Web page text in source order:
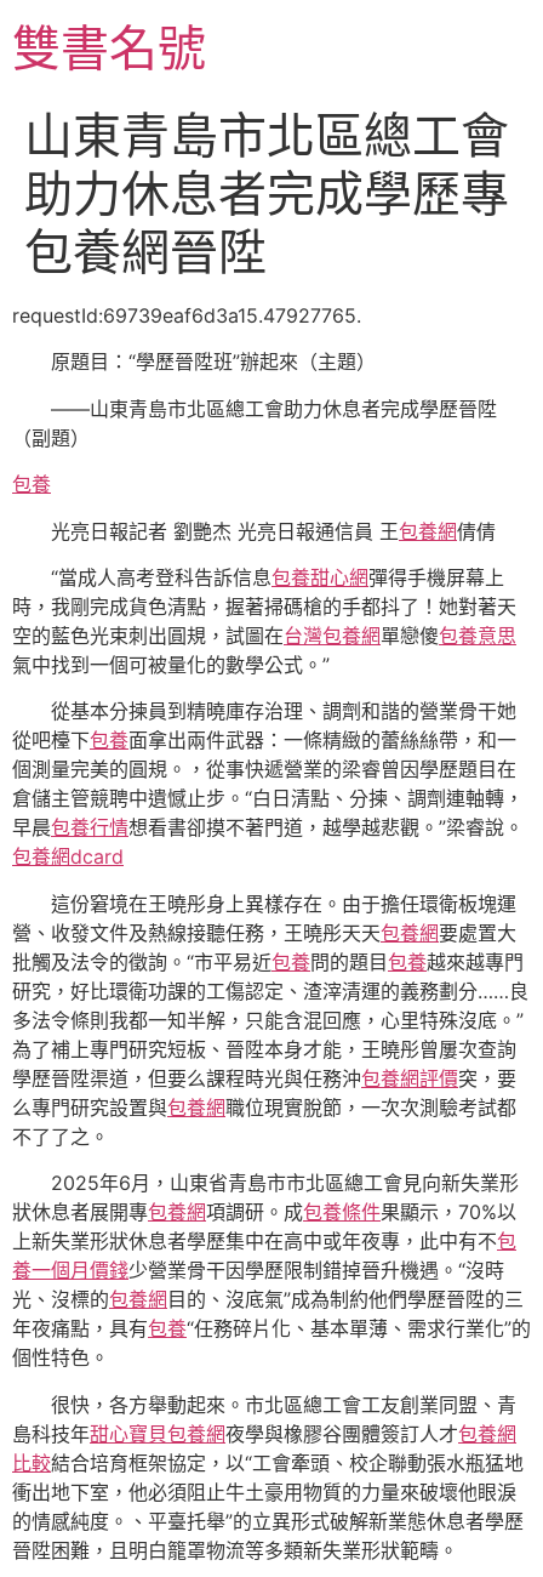
至
主雙書名號
山東青島市北區總工會
助力休息者完成學歷專
包養網晉陞
requestId:69739eaf6d3a15.47927765.
原題目：“學歷晉陞班”辦起來（主題）
——山東青島市北區總工會助力休息者完成學歷晉陞
（副題）
包養
光亮日報記者 劉艷杰 光亮日報通信員 王包養網倩倩
“當成人高考登科告訴信息包養甜心網彈得手機屏幕上
時，我剛完成貨色清點，握著掃碼槍的手都抖了！她對著天
空的藍色光束刺出圓規，試圖在台灣包養網單戀傻包養意思
氣中找到一個可被量化的數學公式。”
從基本分揀員到精曉庫存治理、調劑和諧的營業骨干她
從吧檯下包養面拿出兩件武器：一條精緻的蕾絲絲帶，和一
個測量完美的圓規。，從事快遞營業的梁睿曾因學歷題目在
倉儲主管競聘中遺憾止步。“白日清點、分揀、調劑連軸轉，
早晨包養行情想看書卻摸不著門道，越學越悲觀。”梁睿說。
包養網dcard
這份窘境在王曉彤身上異樣存在。由于擔任環衛板塊運
營、收發文件及熱線接聽任務，王曉彤天天包養網要處置大
批觸及法令的徵詢。“市平易近包養問的題目包養越來越專門
研究，好比環衛功課的工傷認定、渣滓清運的義務劃分……良
多法令條則我都一知半解，只能含混回應，心里特殊沒底。”
為了補上專門研究短板、晉陞本身才能，王曉彤曾屢次查詢
學歷晉陞渠道，但要么課程時光與任務沖包養網評價突，要
么專門研究設置與包養網職位現實脫節，一次次測驗考試都
不了了之。
2025年6月，山東省青島市市北區總工會見向新失業形
狀休息者展開專包養網項調研。成包養條件果顯示，70%以
上新失業形狀休息者學歷集中在高中或年夜專，此中有不包
養一個月價錢少營業骨干因學歷限制錯掉晉升機遇。“沒時
光、沒標的包養網 目的、沒底氣”成為制約他們學歷晉陞的三
年夜痛點，具有包養“任務碎片化、基本單薄、需求行業化”的
個性特色。
很快，各方舉動起來。市北區總工會工友創業同盟、青
島科技年甜心寶貝包養網夜學與橡膠谷團體簽訂人才包養網
比較結合培育框架協定，以“工會牽頭、校企聯動張水瓶猛地
衝出地下室，他必須阻止牛土豪用物質的力量來破壞他眼淚
的情感純度。、平臺托舉”的立異形式破解新業態休息者學歷
晉陞困難，且明白籠罩物流等多類新失業形狀範疇。